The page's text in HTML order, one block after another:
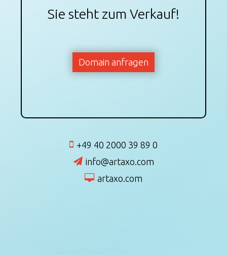
Sie steht zum Verkauf!
Domain anfragen
+49 40 2000 39 89 0
info@artaxo.com
artaxo.com